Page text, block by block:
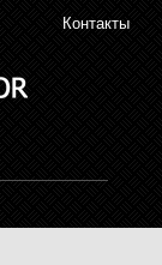
Контакты